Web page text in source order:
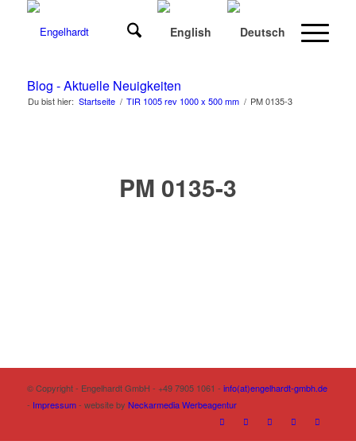
Blog - Aktuelle Neuigkeiten
Du bist hier: Startseite / TIR 1005 rev 1000 x 500 mm / PM 0135-3
PM 0135-3
© Copyright - Engelhardt GmbH - +49 7905 1061 - info(at)engelhardt-gmbh.de
- Impressum- website by Neckarmedia Werbeagentur